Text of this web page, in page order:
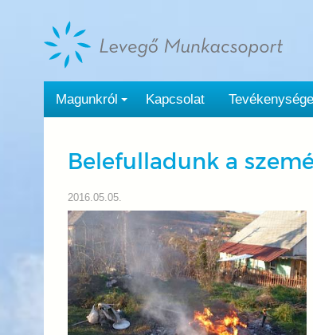
tartalomra
Magunkról Kapcsolat
Belefulladunk a
2016.05.05.